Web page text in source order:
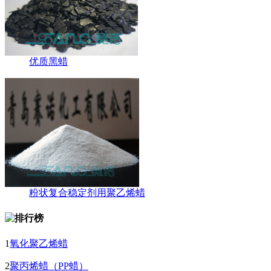
优质黑蜡
粉状复合稳定剂用聚乙烯蜡
1氧化聚乙烯蜡
2聚丙烯蜡（PP蜡）